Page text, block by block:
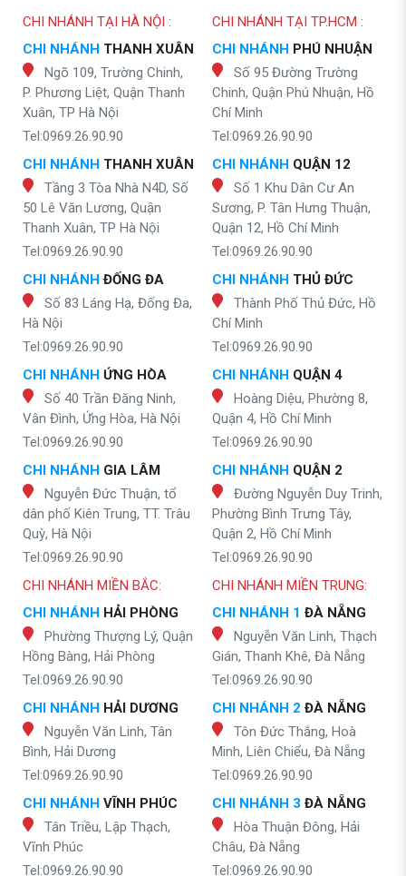
CHI NHÁNH TẠI HÀ NỘI :
CHI NHÁNH THANH XUÂN
Ngõ 109, Trường Chinh,
P. Phương Liệt, Quận Thanh
Xuân, TP Hà Nội
Tel:0969.26.90.90
CHI NHÁNH THANH XUÂN
Tầng 3 Tòa Nhà N4D, Số
50 Lê Văn Lương, Quận
Thanh Xuân, TP Hà Nội
Tel:0969.26.90.90
CHI NHÁNH ĐỐNG ĐA
Số 83 Láng Hạ, Đống Đa,
Hà Nội
Tel:0969.26.90.90
CHI NHÁNH ỨNG HÒA
Số 40 Trần Đăng Ninh,
Vân Đình, Ứng Hòa, Hà Nội
Tel:0969.26.90.90
CHI NHÁNH GIA LÂM
Nguyễn Đức Thuận, tổ
dân phố Kiên Trung, TT. Trâu
Quỳ, Hà Nội
Tel:0969.26.90.90
CHI NHÁNH TẠI TP.HCM :
CHI NHÁNH PHÚ NHUẬN
Số 95 Đường Trường
Chinh, Quận Phú Nhuận, Hồ
Chí Minh
Tel:0969.26.90.90
CHI NHÁNH QUẬN 12
Số 1 Khu Dân Cư An
Sương, P. Tân Hưng Thuận,
Quận 12, Hồ Chí Minh
Tel:0969.26.90.90
CHI NHÁNH THỦ ĐỨC
Thành Phố Thủ Đức, Hồ
Chí Minh
Tel:0969.26.90.90
CHI NHÁNH QUẬN 4
Hoàng Diệu, Phường 8,
Quận 4, Hồ Chí Minh
Tel:0969.26.90.90
CHI NHÁNH QUẬN 2
Đường Nguyễn Duy Trinh,
Phường Bình Trưng Tây,
Quận 2, Hồ Chí Minh
Tel:0969.26.90.90
CHI NHÁNH MIỀN BẮC:
CHI NHÁNH HẢI PHÒNG
Phường Thượng Lý, Quận
Hồng Bàng, Hải Phòng
Tel:0969.26.90.90
CHI NHÁNH HẢI DƯƠNG
Nguyễn Văn Linh, Tân
Bình, Hải Dương
Tel:0969.26.90.90
CHI NHÁNH VĨNH PHÚC
Tân Triều, Lập Thạch,
Vĩnh Phúc
Tel:0969.26.90.90
CHI NHÁNH MIỀN TRUNG:
CHI NHÁNH 1 ĐÀ NẴNG
Nguyễn Văn Linh, Thạch
Gián, Thanh Khê, Đà Nẵng
Tel:0969.26.90.90
CHI NHÁNH 2 ĐÀ NẴNG
Tôn Đức Thắng, Hoà
Minh, Liên Chiểu, Đà Nẵng
Tel:0969.26.90.90
CHI NHÁNH 3 ĐÀ NẴNG
Hòa Thuận Đông, Hải
Châu, Đà Nẵng
Tel:0969.26.90.90